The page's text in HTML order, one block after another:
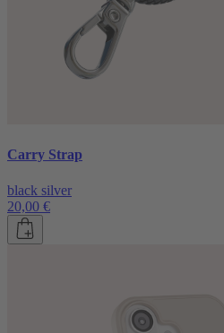
Carry Strap
black silver
20,00 €